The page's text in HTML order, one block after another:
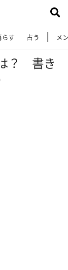
らす 占う メ
？ 書き